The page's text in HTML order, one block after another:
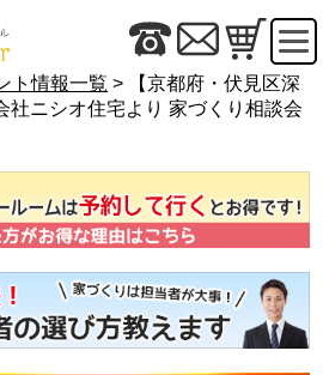
ト情報一覧 > 【京都府・伏見区深
社ニシオ住宅より 家づくり相談会